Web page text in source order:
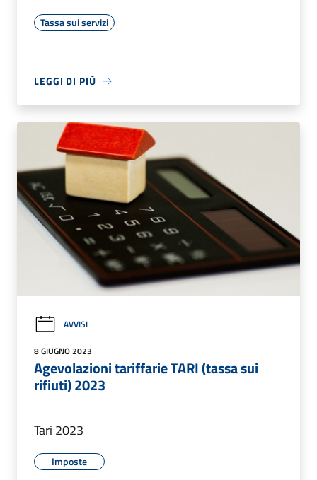
Tassa sui servizi
LEGGI DI PIÙ
AVVISI
8 GIUGNO 2023
Agevolazioni tariffarie TARI (tassa sui
rifiuti) 2023
Tari 2023
Imposte